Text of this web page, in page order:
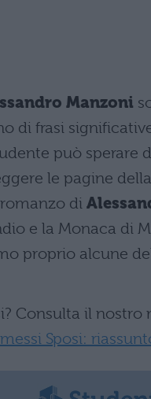
Manzoni
di frasi
può sperare
le pagine
di
e la Monaca di
proprio alcune
Consulta il
Sposi: